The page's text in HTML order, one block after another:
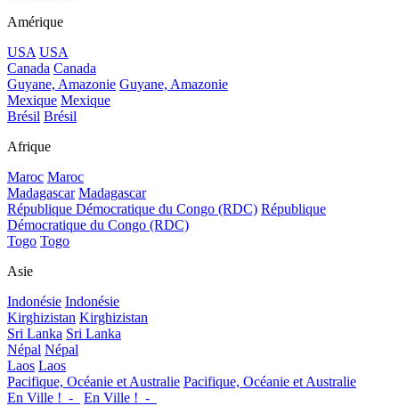
Amérique
USA USA
Canada Canada
Guyane, Amazonie Guyane, Amazonie
Mexique Mexique
Brésil Brésil
Afrique
Maroc Maroc
Madagascar Madagascar
République Démocratique du Congo (RDC) République
Démocratique du Congo (RDC)
Togo Togo
Asie
Indonésie Indonésie
Kirghizistan Kirghizistan
Sri Lanka Sri Lanka
Népal Népal
Laos Laos
Pacifique, Océanie et Australie Pacifique, Océanie et Australie
En Ville !_-_
En Ville !_-_